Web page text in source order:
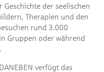
der seelischen
Therapien und den
rund 3.000
Gruppen oder während
verfügt das